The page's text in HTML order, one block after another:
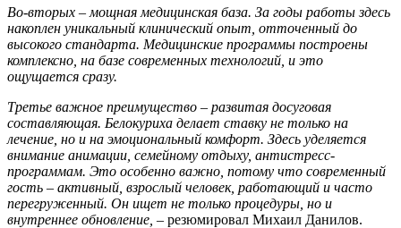
Во-вторых – мощная медицинская база. За годы работы здесь
накоплен уникальный клинический опыт, отточенный до
высокого стандарта. Медицинские программы построены
комплексно, на базе современных технологий, и это
ощущается сразу.
Третье важное преимущество – развитая досуговая
составляющая. Белокуриха делает ставку не только на
лечение, но и на эмоциональный комфорт. Здесь уделяется
внимание анимации, семейному отдыху, антистресс-
программам. Это особенно важно, потому что современный
гость – активный, взрослый человек, работающий и часто
перегруженный. Он ищет не только процедуры, но и
внутреннее обновление, ­– резюмировал Михаил Данилов.